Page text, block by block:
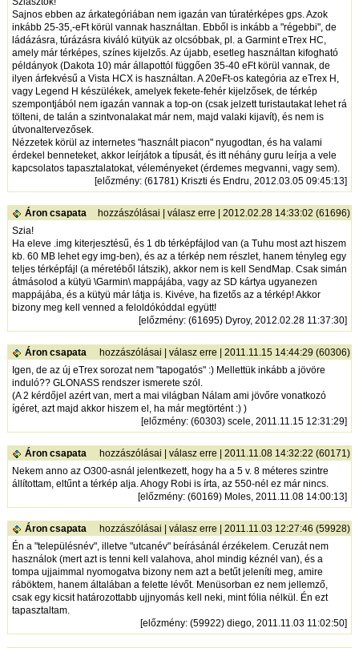
Sajnos ebben az árkategóriában nem igazán van túratérképes gps. Azok
inkább 25-35,-eFt körül vannak használtan. Ebből is inkább a "régebbi", de
ládázásra, túrázásra kiváló kütyük az olcsóbbak, pl. a Garmint eTrex HC,
amely már térképes, színes kijelzős. Az újabb, esetleg használtan kifogható
példányok (Dakota 10) már állapottól függően 35-40 eFt körül vannak, de
ilyen árfekvésű a Vista HCX is használtan. A 20eFt-os kategória az eTrex H,
vagy Legend H készülékek, amelyek fekete-fehér kijelzősek, de térkép
szempontjából nem igazán vannak a top-on (csak jelzett turistautakat lehet rá
tölteni, de talán a szintvonalakat már nem, majd valaki kijavít), és nem is
útvonaltervezősek.
Nézzetek körül az internetes "használt piacon" nyugodtan, és ha valami
érdekel benneteket, akkor leírjátok a típusát, és itt néhány guru leírja a vele
kapcsolatos tapasztalatokat, véleményeket (érdemes megvanni, vagy sem).
[előzmény: (61781) Kriszti és Endru, 2012.03.05 09:45:13]
Áron csapata hozzászólásai |válasz erre | 2012.02.28 14:33:02 (61696)
Szia!
Ha eleve .img kiterjesztésű, és 1 db térképfájlod van (a Tuhu most azt hiszem
kb. 60 MB lehet egy img-ben), és az a térkép nem részlet, hanem tényleg egy
teljes térképfájl (a méretéből látszik), akkor nem is kell SendMap. Csak simán
átmásolod a kütyü \Garmin\ mappájába, vagy az SD kártya ugyanezen
mappájába, és a kütyü már látja is. Kivéve, ha fizetős az a térkép! Akkor
bizony meg kell venned a feloldókóddal együtt!
[előzmény: (61695) Dyroy, 2012.02.28 11:37:30]
Áron csapata hozzászólásai |válasz erre | 2011.11.15 14:44:29 (60306)
Igen, de az új eTrex sorozat nem "tapogatós" :) Mellettük inkább a jövöre
induló?? GLONASS rendszer ismerete szól.
(A 2 kérdőjel azért van, mert a mai világban Nálam ami jövőre vonatkozó
ígéret, azt majd akkor hiszem el, ha már megtörtént :) )
[előzmény: (60303) scele, 2011.11.15 12:31:29]
Áron csapata hozzászólásai |válasz erre | 2011.11.08 14:32:22 (60171)
Nekem anno az O300-asnál jelentkezett, hogy ha a 5 v. 8 méteres szintre
állítottam, eltűnt a térkép alja. Ahogy Robi is írta, az 550-nél ez már nincs.
[előzmény: (60169) Moles, 2011.11.08 14:00:13]
Áron csapata hozzászólásai |válasz erre | 2011.11.03 12:27:46 (59928)
Én a "településnév", illetve "utcanév" beírásánál érzékelem. Ceruzát nem
használok (mert azt is tenni kell valahova, ahol mindig kéznél van), és a
tompa ujjaimmal nyomogatva bizony nem azt a betűt jeleníti meg, amire
ráböktem, hanem általában a felette lévőt. Menüsorban ez nem jellemző,
csak egy kicsit határozottabb ujjnyomás kell neki, mint fólia nélkül. Én ezt
tapasztaltam.
[előzmény: (59922) diego, 2011.11.03 11:02:50]